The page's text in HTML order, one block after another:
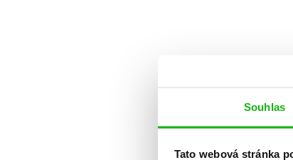
Souhlas
Tato webová stránka